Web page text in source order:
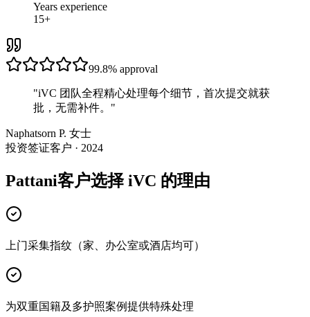
Years experience
15+
99.8% approval
"iVC 团队全程精心处理每个细节，首次提交就获
批，无需补件。 "
Naphatsorn P. 女士
投资签证客户 · 2024
Pattani客户选择 iVC 的理由
上门采集指纹（家、办公室或酒店均可）
为双重国籍及多护照案例提供特殊处理